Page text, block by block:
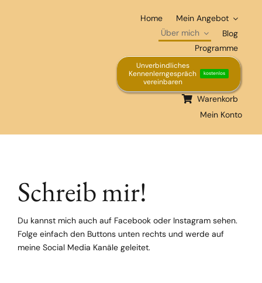
Home
Mein Angebot
Über mich
Blog
Programme
Unverbindliches
Kennenlerngespräch
vereinbaren
kostenlos
Warenkorb
Mein Konto
Schreib mir!
Du kannst mich auch auf Facebook oder Instagram sehen.
Folge einfach den Buttons unten rechts und werde auf
meine Social Media Kanäle geleitet.